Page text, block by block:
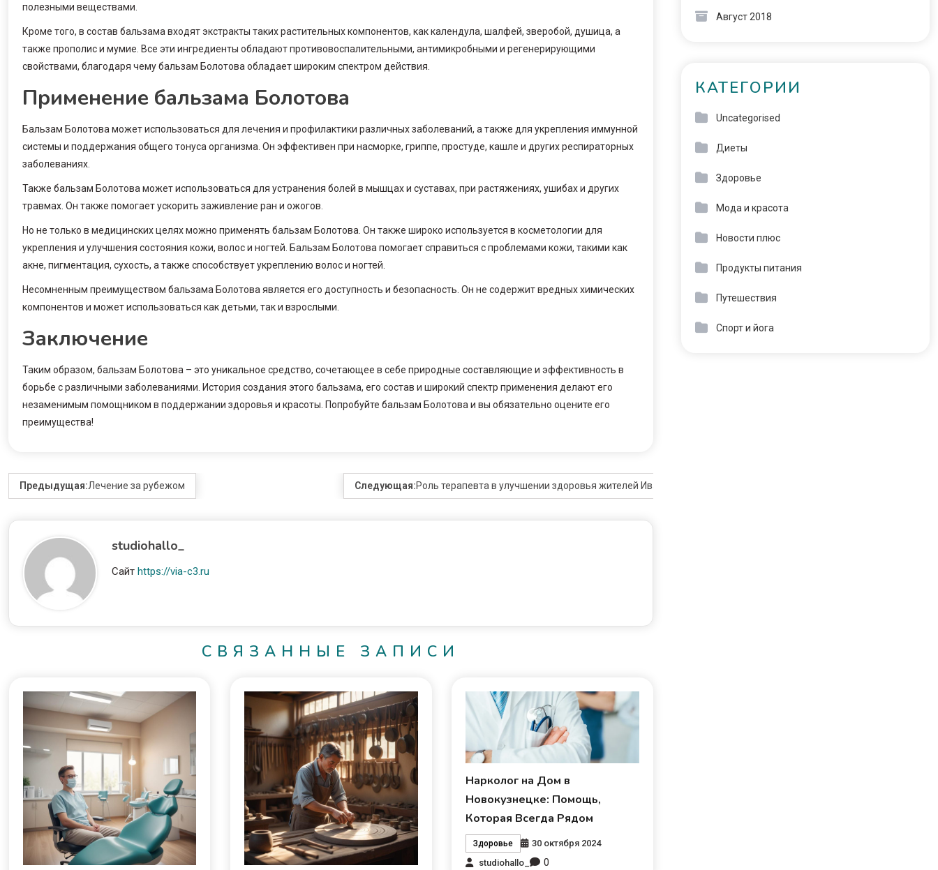
полезными веществами.
Кроме того, в состав бальзама входят экстракты таких растительных компонентов, как календула, шалфей, зверобой, душица, а
также прополис и мумие. Все эти ингредиенты обладают противовоспалительными, антимикробными и регенерирующими
свойствами, благодаря чему бальзам Болотова обладает широким спектром действия.
Применение бальзама Болотова
Бальзам Болотова может использоваться для лечения и профилактики различных заболеваний, а также для укрепления иммунной
системы и поддержания общего тонуса организма. Он эффективен при насморке, гриппе, простуде, кашле и других респираторных
заболеваниях.
Также бальзам Болотова может использоваться для устранения болей в мышцах и суставах, при растяжениях, ушибах и других
травмах. Он также помогает ускорить заживление ран и ожогов.
Но не только в медицинских целях можно применять бальзам Болотова. Он также широко используется в косметологии для
укрепления и улучшения состояния кожи, волос и ногтей. Бальзам Болотова помогает справиться с проблемами кожи, такими как
акне, пигментация, сухость, а также способствует укреплению волос и ногтей.
Несомненным преимуществом бальзама Болотова является его доступность и безопасность. Он не содержит вредных химических
компонентов и может использоваться как детьми, так и взрослыми.
Заключение
Таким образом, бальзам Болотова – это уникальное средство, сочетающее в себе природные составляющие и эффективность в
борьбе с различными заболеваниями. История создания этого бальзама, его состав и широкий спектр применения делают его
незаменимым помощником в поддержании здоровья и красоты. Попробуйте бальзам Болотова и вы обязательно оцените его
преимущества!
Предыдущая:Лечение за рубежом Следующая:Роль терапевта в улучшении здоровья жителей Иваново
studiohallo_
Сайт https://via-c3.ru
СВЯЗАННЫЕ ЗАПИСИ
Нарколог на Дом в
Новокузнецке: Помощь,
Которая Всегда Рядом
Здоровье
30 октября 2024
studiohallo_
0
Август 2018
КАТЕГОРИИ
Uncategorised
Диеты
Здоровье
Мода и красота
Новости плюс
Продукты питания
Путешествия
Спорт и йога